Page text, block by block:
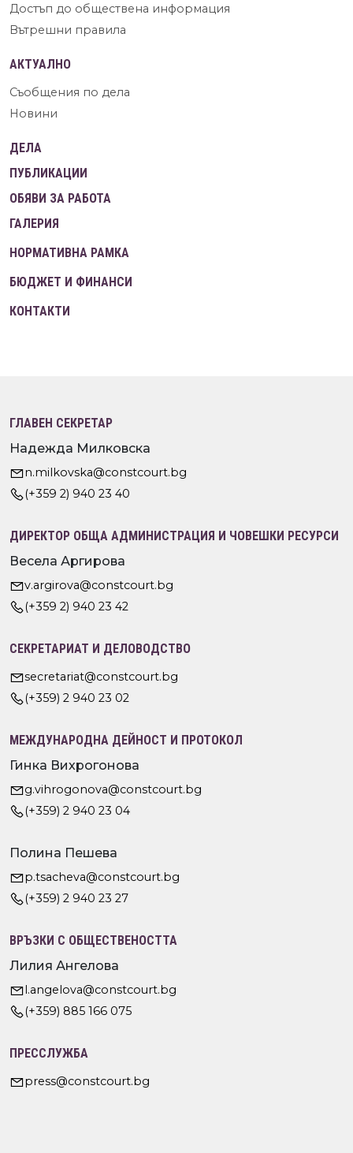
Достъп до обществена информация
Вътрешни правила
АКТУАЛНО
Съобщения по дела
Новини
ДЕЛА
ПУБЛИКАЦИИ
ОБЯВИ ЗА РАБОТА
ГАЛЕРИЯ
НОРМАТИВНА РАМКА
БЮДЖЕТ И ФИНАНСИ
КОНТАКТИ
ГЛАВЕН СЕКРЕТАР
Надежда Милковска
n.milkovska@constcourt.bg
(+359 2) 940 23 40
ДИРЕКТОР ОБЩА АДМИНИСТРАЦИЯ И ЧОВЕШКИ РЕСУРСИ
Весела Аргирова
v.argirova@constcourt.bg
(+359 2) 940 23 42
СЕКРЕТАРИАТ И ДЕЛОВОДСТВО
secretariat@constcourt.bg
(+359) 2 940 23 02
МЕЖДУНАРОДНА ДЕЙНОСТ И ПРОТОКОЛ
Гинка Вихрогонова
g.vihrogonova@constcourt.bg
(+359) 2 940 23 04
Полина Пешева
p.tsacheva@constcourt.bg
(+359) 2 940 23 27
ВРЪЗКИ С ОБЩЕСТВЕНОСТТА
Лилия Ангелова
l.angelova@constcourt.bg
(+359) 885 166 075
ПРЕССЛУЖБА
press@constcourt.bg